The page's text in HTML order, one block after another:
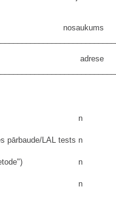
n
pārbaude/LAL tests n
n
n